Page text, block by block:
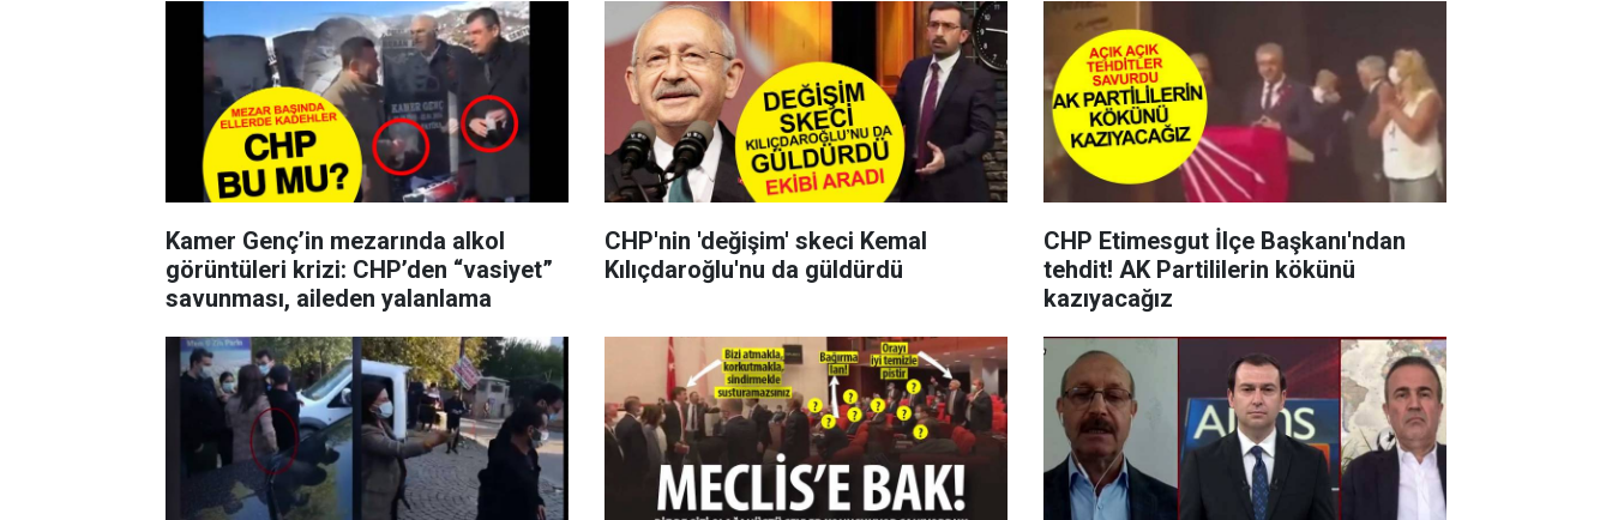
Kamer Genç’in mezarında alkol
görüntüleri krizi: CHP’den “vasiyet”
savunması, aileden yalanlama
CHP'nin 'değişim' skeci Kemal
Kılıçdaroğlu'nu da güldürdü
CHP Etimesgut İlçe Başkanı'ndan
tehdit! AK Partililerin kökünü
kazıyacağız